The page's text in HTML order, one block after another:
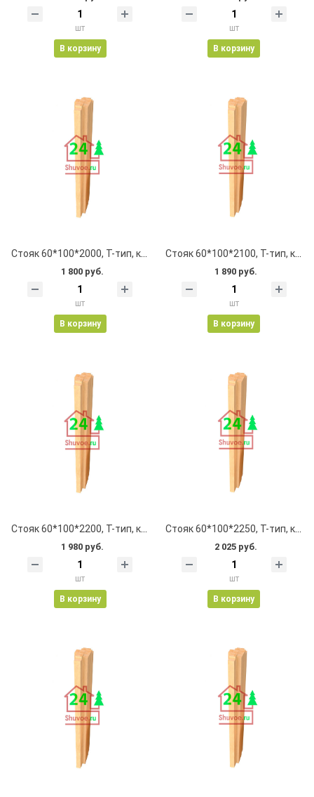
шт
В корзину
шт
В корзину
1 800 руб.
шт
В корзину
Стояк 60*100*2100, Т-тип, клеевой, цельноламельный, с пазом
1 890 руб.
шт
В корзину
1 980 руб.
шт
В корзину
Стояк 60*100*2250, Т-тип, клеевой, цельноламельный, с пазом
2 025 руб.
шт
В корзину